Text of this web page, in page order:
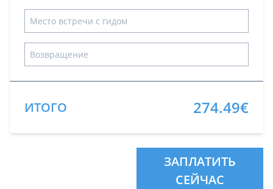
ИТОГО 274.49€
ЗАПЛАТИТЬ
СЕЙЧАС